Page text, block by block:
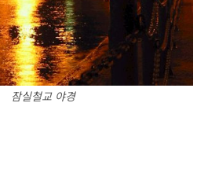
잠실철교 야경